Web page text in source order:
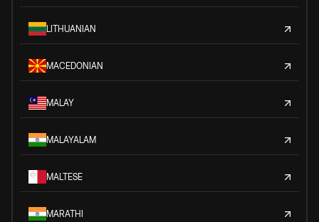
LITHUANIAN
MACEDONIAN
MALAY
MALAYALAM
MALTESE
MARATHI